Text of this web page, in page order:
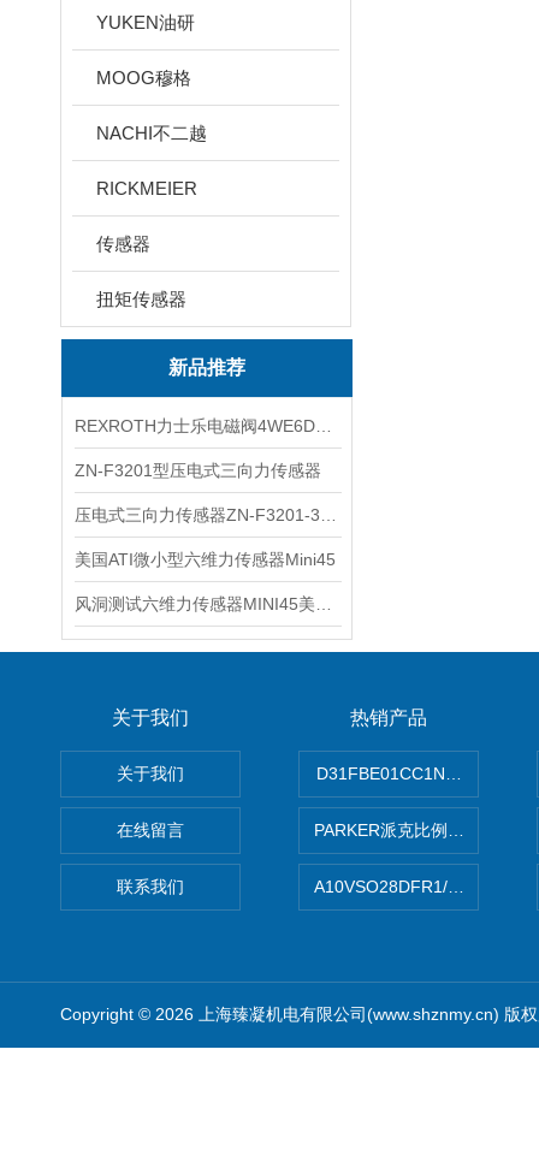
YUKEN油研
MOOG穆格
NACHI不二越
RICKMEIER
传感器
扭矩传感器
新品推荐
ZN-F3201型压电式三向力传感器
美国ATI微小型六维力传感器Mini45
关于我们
关于我们
在线留言
联系我们
热销产品
PARKER派克比例阀 柱塞泵
A10VSO28DFR1/
Copyright © 2026 上海臻凝机电有限公司(www.shznmy.cn) 版